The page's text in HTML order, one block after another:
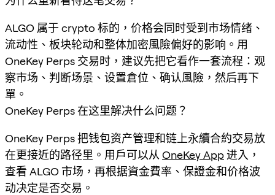
ALGO 属于 crypto 标的，价格会同时受到市场情绪、
流动性、板块轮动和整体加密風險偏好的影响。用
OneKey Perps 交易时，建议先把它看作一套流程：观
察市场、判断场景、设置倉位、确认風險，然后再下
單。
OneKey Perps 在这里解决什么问题？
OneKey Perps 把钱包资产管理和链上永續合約交易放
在更接近的路径里。用戶可以从 OneKey App进入，
查看 ALGO 市场，再根据資金費率、保證金和价格波
动决定是否交易。